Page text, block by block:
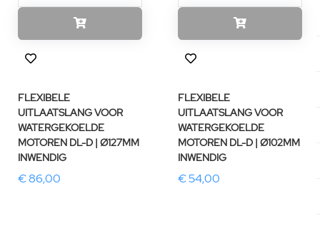
FLEXIBELE
UITLAATSLANG VOOR
WATERGEKOELDE
MOTOREN DL-D | Ø127MM
INWENDIG
€ 86,00
FLEXIBELE
UITLAATSLANG VOOR
WATERGEKOELDE
MOTOREN DL-D | Ø102MM
INWENDIG
€ 54,00